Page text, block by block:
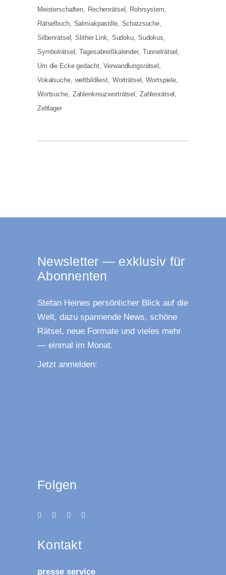
Meisterschaften
Rechenrätsel
Rohrsystem
Rätselbuch
Salmiakpastille
Schatzsuche
Silbenrätsel
Slither Link Sudoku
Sudokus
Symbolrätsel
Tagesabreißkalender
Tunnelrätsel
Um die Ecke gedacht Verwandlungsrätsel
Vokalsuche
weltbildliest Worträtsel
Wortspiele
Wortsuche
Zahlenkreuzworträtsel
Zahlenrätsel
Zeltlager
News­let­ter — exklu­siv für
Abonnenten
Ste­fan Hei­nes per­sön­li­cher Blick auf die
Welt, dazu span­nen­de News, schö­ne
Rät­sel, neue For­ma­te und vie­les mehr
— ein­mal im Monat.
Jetzt anmel­den:
Folgen
Kon­takt
pres­se service